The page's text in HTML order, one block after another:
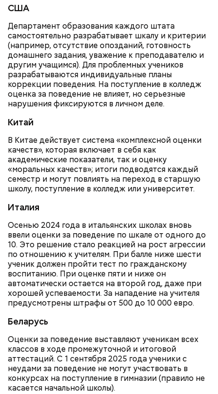
США
Департамент образования каждого штата
самостоятельно разрабатывает шкалу и критерии
(например, отсутствие опозданий, готовность
домашнего задания, уважение к преподавателю и
другим учащимся). Для проблемных учеников
разрабатываются индивидуальные планы
коррекции поведения. На поступление в колледж
оценка за поведение не влияет, но серьезные
нарушения фиксируются в личном деле.
Китай
В Китае действует система «комплексной оценки
качеств», которая включает в себя как
академические показатели, так и оценку
«моральных качеств»; итоги подводятся каждый
семестр и могут повлиять на переход в старшую
школу, поступление в колледж или университет.
Италия
Осенью 2024 года в итальянских школах вновь
ввели оценки за поведение по шкале от одного до
10. Это решение стало реакцией на рост агрессии
по отношению к учителям. При балле ниже шести
ученик должен пройти тест по гражданскому
воспитанию. При оценке пяти и ниже он
автоматически остается на второй год, даже при
хорошей успеваемости. За нападение на учителя
предусмотрены штрафы от 500 до 10 000 евро.
Беларусь
Оценки за поведение выставляют ученикам всех
классов в ходе промежуточной и итоговой
аттестаций. С 1 сентября 2025 года ученики с
неудами за поведение не могут участвовать в
конкурсах на поступление в гимназии (правило не
касается начальной школы).
Ингредиенты:
кабачок;
лук;
растительное масло;
свежий базилик;
сливки жирностью 20 процентов.
— Курица сначала обжаривается с небольшим
количеством масла и лука на сковороде. Затем ее
нужно отправить в глубокий противень. Сверху
кладем кабачки, нарезанные крупным кубиком, —
порекомендовал собеседник «ВМ».